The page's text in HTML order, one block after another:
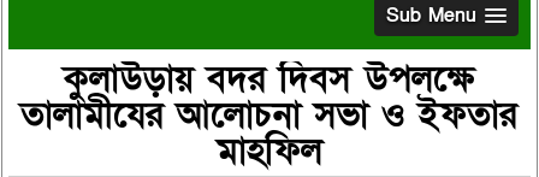
Sub Menu
কুলাউড়ায় বদর দিবস উপলক্ষে
তালামীযের আলোচনা সভা ও ইফতার
মাহফিল